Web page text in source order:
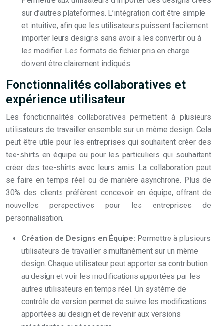
sur d’autres plateformes. L’intégration doit être simple
et intuitive, afin que les utilisateurs puissent facilement
importer leurs designs sans avoir à les convertir ou à
les modifier. Les formats de fichier pris en charge
doivent être clairement indiqués.
Fonctionnalités collaboratives et
expérience utilisateur
Les fonctionnalités collaboratives permettent à plusieurs
utilisateurs de travailler ensemble sur un même design. Cela
peut être utile pour les entreprises qui souhaitent créer des
tee-shirts en équipe ou pour les particuliers qui souhaitent
créer des tee-shirts avec leurs amis. La collaboration peut
se faire en temps réel ou de manière asynchrone. Plus de
30% des clients préfèrent concevoir en équipe, offrant de
nouvelles perspectives pour les entreprises de
personnalisation.
Création de Designs en Équipe: Permettre à plusieurs
utilisateurs de travailler simultanément sur un même
design. Chaque utilisateur peut apporter sa contribution
au design et voir les modifications apportées par les
autres utilisateurs en temps réel. Un système de
contrôle de version permet de suivre les modifications
apportées au design et de revenir aux versions